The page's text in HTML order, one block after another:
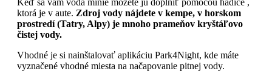
Keď sa vám voda minie môžete ju doplniť pomocou hadice ,
ktorá je v aute. Zdroj vody nájdete v kempe, v horskom
prostredí (Tatry, Alpy) je mnoho prameňov kryštáľovo
čistej vody.
Vhodné je si nainštalovať aplikáciu Park4Night, kde máte
vyznačené vhodné miesta na načapovanie pitnej vody.